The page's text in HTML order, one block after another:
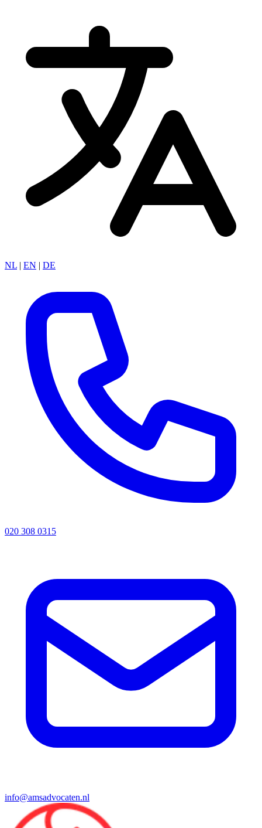
NL | EN | DE
020 308 0315
info@amsadvocaten.nl